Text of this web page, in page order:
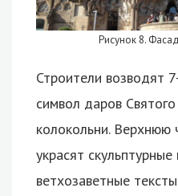
Рисунок 8.
Строители возводят
символ даров
колокольни. Верхнюю
украсят
ветхозаветные